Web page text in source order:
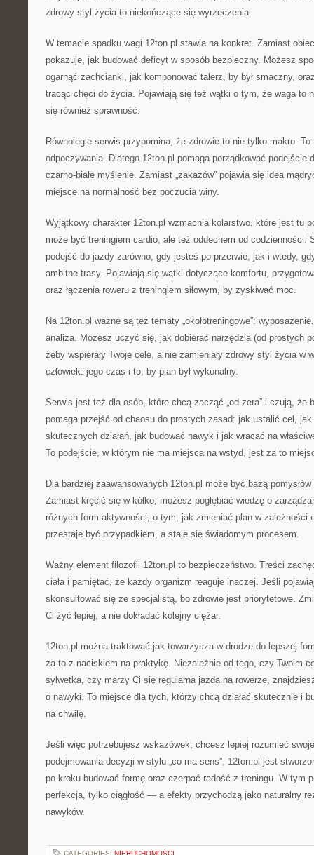
zdrowy styl życia to niekończące się wyrzeczenia.
W temacie spadku wagi 12ton.pl stawia na konkret. Zamiast
pokazuje, jak budować deficyt w sposób bezpieczny. Możesz
ogarnąć zachcianki, jak komponować talerz, by był smaczny,
tracąc chęci do życia. Pojawiają się też wątki o tym, że waga to
się również sprawność.
Równolegle serwis przypomina, że zdrowie to nie tylko makro.
odpoczywania. Dlatego 12ton.pl pomaga porządkować podejście
czarno-białe myślenie. Zamiast „zakazów” pojawia się idea
miejsce na normalność bez poczucia winy.
Wyjątkowy charakter 12ton.pl wzmacnia kolarstwo, które jest tu
może być treningiem cardio, ale też oddechem od codzienności.
podejść do jazdy zarówno, gdy jesteś po przerwie, jak i wtedy,
ambitne trasy. Pojawiają się wątki dotyczące komfortu,
oraz łączenia roweru z treningiem siłowym, by zyskiwać moc.
Na 12ton.pl ważne są też tematy „okołotreningowe”:
analiza. Możesz uczyć się, jak dobierać narzędzia (od prostych
żeby wspierały Twoje cele, a nie zamieniały zdrowy styl życia w
człowiek: jego czas i to, by plan był wykonalny.
Serwis jest też dla osób, które chcą zacząć „od zera” i czują, że
pomaga przejść od chaosu do prostych zasad: jak ustalić cel,
skutecznych działań, jak budować nawyk i jak wracać na
To podejście, w którym nie ma miejsca na wstyd, jest za to
Dla bardziej zaawansowanych 12ton.pl może być bazą
Zamiast kręcić się w kółko, możesz pogłębiać wiedzę o
różnych form aktywności, o tym, jak zmieniać plan w zależności
przestaje być przypadkiem, a staje się świadomym procesem.
Ważny element filozofii 12ton.pl to bezpieczeństwo. Treści
ciała i pamiętać, że każdy organizm reaguje inaczej. Jeśli
skonsultować się ze specjalistą, bo zdrowie jest priorytetowe.
Ci żyć lepiej, a nie dokładać kolejny ciężar.
12ton.pl można traktować jak towarzysza w drodze do lepszej
za to z naciskiem na praktykę. Niezależnie od tego, czy Twoim
sylwetka, czy marzy Ci się regularna jazda na rowerze,
o nawyki. To miejsce dla tych, którzy chcą działać skutecznie i
na chwilę.
Jeśli więc potrzebujesz wskazówek, chcesz lepiej rozumieć
podejmowania decyzji w stylu „co ma sens”, 12ton.pl jest
po kroku budować formę oraz czerpać radość z treningu. W tym
perfekcja, tylko ciągłość — a efekty przychodzą jako naturalny
nawyków.
CATEGORIES: NIERUCHOMOŚCI